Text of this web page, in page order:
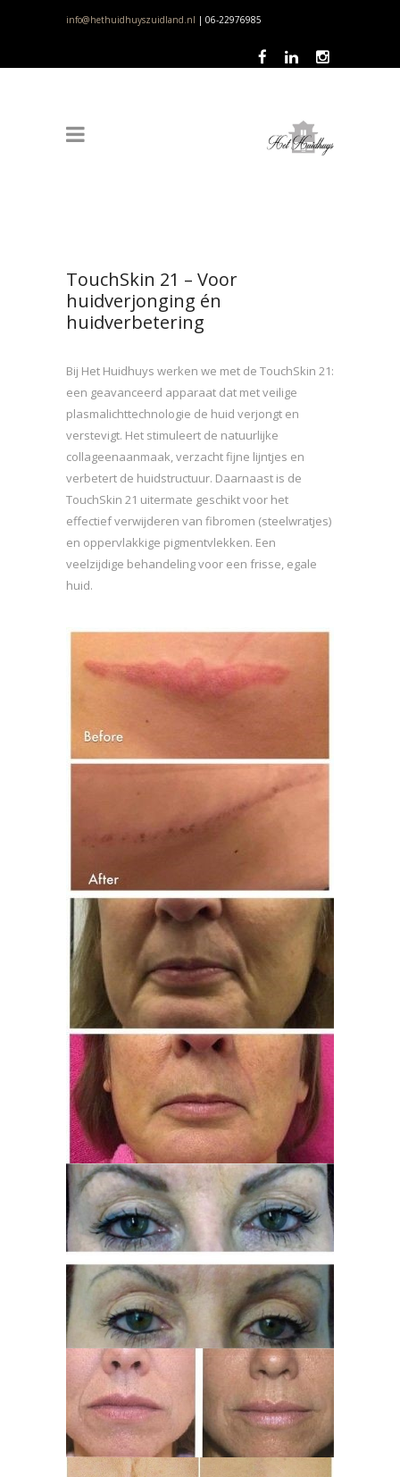
info@hethuidhuyszuidland.nl | 06-22976985
TouchSkin 21 – Voor
huidverjonging én
huidverbetering
Bij Het Huidhuys werken we met de TouchSkin 21:
een geavanceerd apparaat dat met veilige
plasmalichttechnologie de huid verjongt en
verstevigt. Het stimuleert de natuurlijke
collageenaanmaak, verzacht fijne lijntjes en
verbetert de huidstructuur. Daarnaast is de
TouchSkin 21 uitermate geschikt voor het
effectief verwijderen van fibromen (steelwratjes)
en oppervlakkige pigmentvlekken. Een
veelzijdige behandeling voor een frisse, egale
huid.